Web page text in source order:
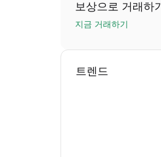
보상으로 거래하기
지금 거래하기
트렌드